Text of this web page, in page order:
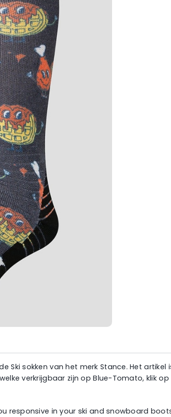
Ski sokken van het merk Stance. Het
verkrijgbaar zijn op Blue-Tomato, klik
responsive in your ski and snowboard